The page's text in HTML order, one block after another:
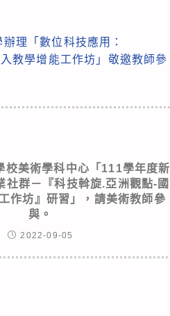
理「數位科技應用：
教學增能工作坊」敬邀教師參
校美術學科中心「111學年度新
社群－『科技斡旋.亞洲觀點-國
作坊』研習」，請美術教師參
與。
2022-09-05